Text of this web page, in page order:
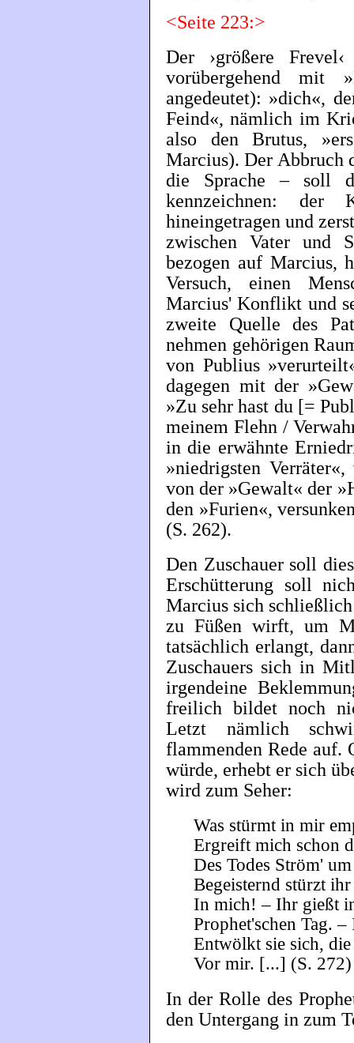
<Seite 223:>
Der ›größere
vorübergehend mit
angedeutet): »dich«,
Feind«, nämlich im
also den Brutus,
Marcius). Der Abbruch
die Sprache – soll
kennzeichnen:
hineingetragen und
zwischen Vater und
bezogen auf Marcius,
Versuch, einen
Marcius' Konflikt und
zweite Quelle des
nehmen gehörigen
von Publius
dagegen mit der
»Zu sehr hast du [=
meinem Flehn /
in die erwähnte
»niedrigsten
von der »Gewalt« der
den »Furien«,
(S. 262).
Den Zuschauer soll
Erschütterung soll
Marcius sich
zu Füßen wirft, um
tatsächlich erlangt,
Zuschauers sich in
irgendeine
freilich bildet noch
Letzt nämlich
flammenden Rede auf.
würde, erhebt er sich
wird zum Seher:
Was stürmt in mir
Ergreift mich schon
Des Todes Ström'
Begeisternd stürzt
In mich! – Ihr gießt
Prophet'schen Tag.
Entwölkt sie sich,
Vor mir. [...] (S. 272)
In der Rolle des
den Untergang in zum